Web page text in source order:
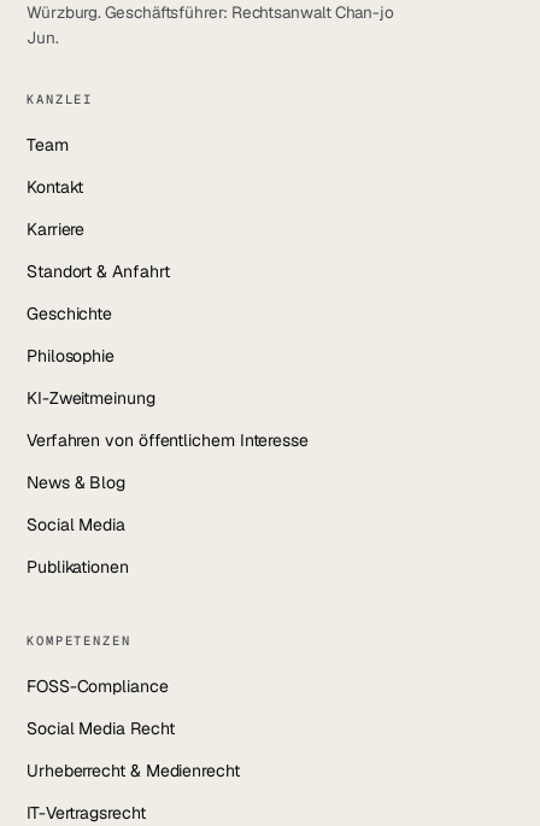
Würzburg. Geschäftsführer: Rechtsanwalt Chan-jo
Jun.
KANZLEI
Team
Kontakt
Karriere
Standort & Anfahrt
Geschichte
Philosophie
KI-Zweitmeinung
Verfahren von öffentlichem Interesse
News & Blog
Social Media
Publikationen
KOMPETENZEN
FOSS-Compliance
Social Media Recht
Urheberrecht & Medienrecht
IT-Vertragsrecht